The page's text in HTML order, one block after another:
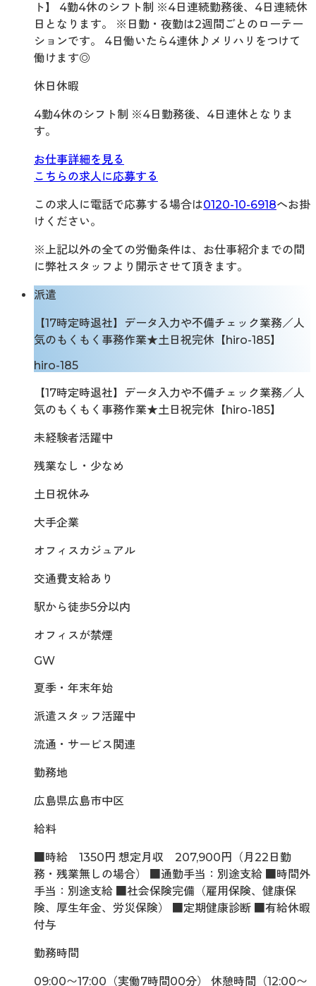
ト】 4勤4休のシフト制 ※4日連続勤務後、4日連続休
日となります。 ※日勤・夜勤は2週間ごとのローテー
ションです。 4日働いたら4連休♪メリハリをつけて
働けます◎
休日休暇
4勤4休のシフト制 ※4日勤務後、4日連休となりま
す。
お仕事詳細を見る
こちらの求人に応募する
この求人に電話で応募する場合は0120-10-6918へお掛
けください。
※上記以外の全ての労働条件は、お仕事紹介までの間
に弊社スタッフより開示させて頂きます。
派遣
【17時定時退社】データ入力や不備チェック業務／人
気のもくもく事務作業★土日祝完休【hiro-185】
hiro-185
【17時定時退社】データ入力や不備チェック業務／人
気のもくもく事務作業★土日祝完休【hiro-185】
未経験者活躍中
残業なし・少なめ
土日祝休み
大手企業
オフィスカジュアル
交通費支給あり
駅から徒歩5分以内
オフィスが禁煙
GW
夏季・年末年始
派遣スタッフ活躍中
流通・サービス関連
勤務地
広島県広島市中区
給料
■時給 1350円 想定月収 207,900円（月22日勤
務・残業無しの場合） ■通勤手当：別途支給 ■時間外
手当：別途支給 ■社会保険完備（雇用保険、健康保
険、厚生年金、労災保険） ■定期健康診断 ■有給休暇
付与
勤務時間
09:00〜17:00（実働7時間00分） 休憩時間（12:00〜